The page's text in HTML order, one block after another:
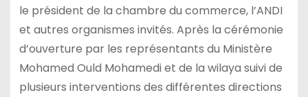
le président de la chambre du commerce, l’ANDI
et autres organismes invités. Après la cérémonie
d’ouverture par les représentants du Ministère
Mohamed Ould Mohamedi et de la wilaya suivi de
plusieurs interventions des différentes directions